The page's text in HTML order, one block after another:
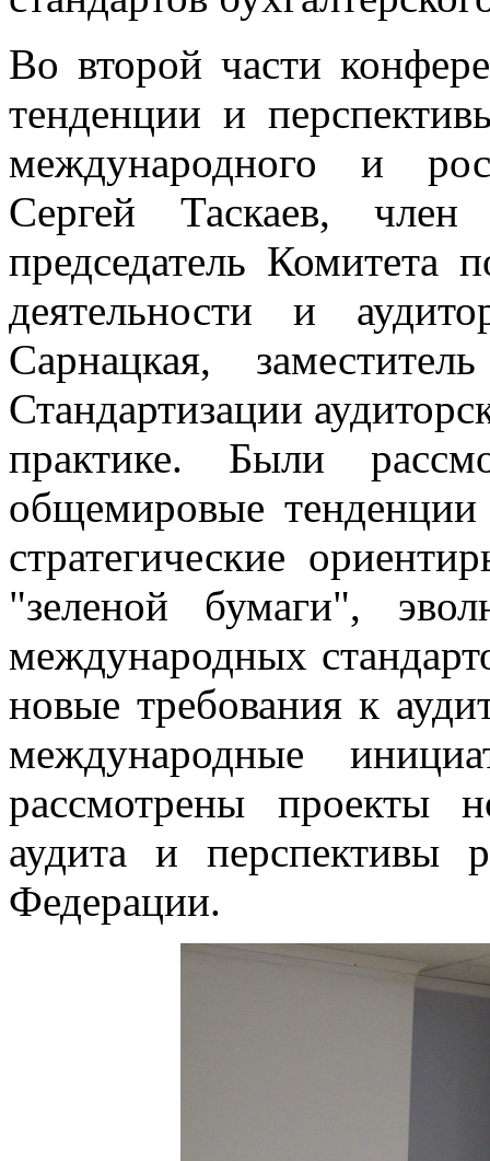
Во второй части
тенденции и
международного и
Сергей Таскаев,
председатель Комитета
деятельности и
Сарнацкая,
Стандартизации
практике. Были
общемировые тенденции
стратегические
"зеленой бумаги",
международных
новые требования к
международные
рассмотрены проекты
аудита и перспективы
Федерации.